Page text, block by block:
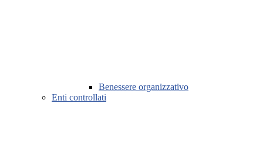
Benessere organizzativo
Enti controllati